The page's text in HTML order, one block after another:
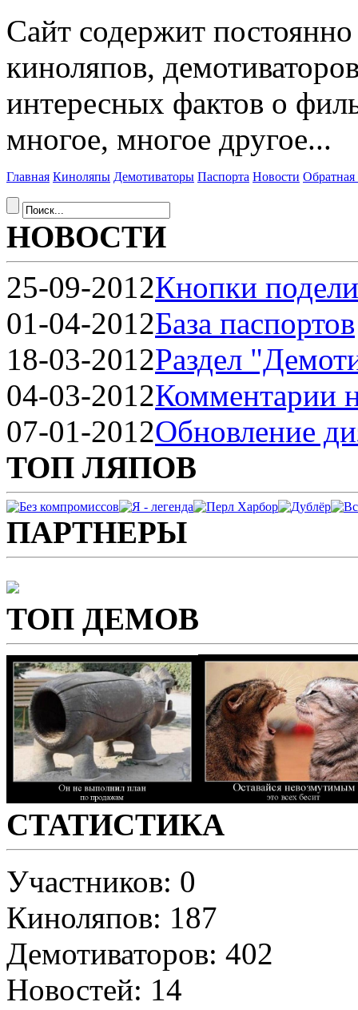
Сайт содержит
киноляпов,
интересных фактов о
многое, многое другое...
Главная Киноляпы Демотиваторы Паспорта Новости Обратная
НОВОСТИ
25-09-2012Кнопки
01-04-2012База паспортов
18-03-2012Раздел
04-03-2012Комментарии
07-01-2012Обновление
ТОП ЛЯПОВ
ПАРТНЕРЫ
ТОП ДЕМОВ
СТАТИСТИКА
Участников: 0
Киноляпов: 187
Демотиваторов: 402
Новостей: 14